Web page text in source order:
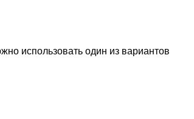
использовать один из вариантов